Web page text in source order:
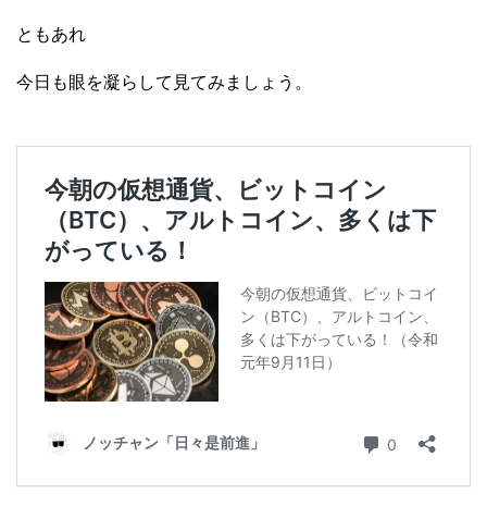
ともあれ
今日も眼を凝らして見てみましょう。